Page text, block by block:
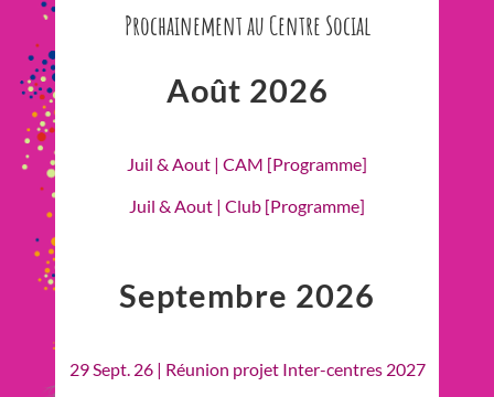
Prochainement au Centre Social
Août 2026
Juil & Aout | CAM [Programme]
Juil & Aout | Club [Programme]
Septembre 2026
29 Sept. 26 | Réunion projet Inter-centres 2027